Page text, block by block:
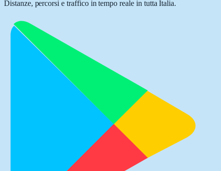
Distanze, percorsi e traffico in tempo reale in tutta Italia.